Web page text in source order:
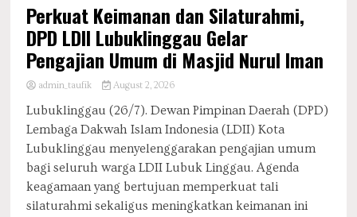
Perkuat Keimanan dan Silaturahmi,
DPD LDII Lubuklinggau Gelar
Pengajian Umum di Masjid Nurul Iman
admin_taufik August 2, 2026
​Lubuklinggau (26/7). Dewan Pimpinan Daerah (DPD)
Lembaga Dakwah Islam Indonesia (LDII) Kota
Lubuklinggau menyelenggarakan pengajian umum
bagi seluruh warga LDII Lubuk Linggau. Agenda
keagamaan yang bertujuan memperkuat tali
silaturahmi sekaligus meningkatkan keimanan ini